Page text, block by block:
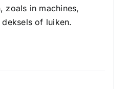
zoals in machines,
of luiken.